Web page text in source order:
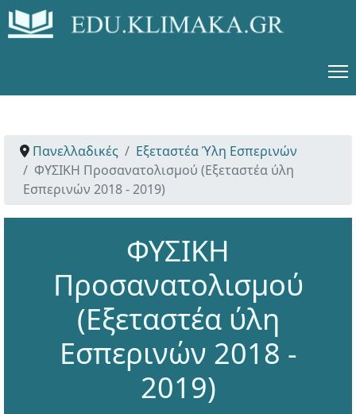
Πανελλαδικές
Εξεταστέα Ύλη Εσπερινών
ΦΥΣΙΚΗ Προσανατολισμού (Εξεταστέα ύλη
Εσπερινών 2018 - 2019)
ΦΥΣΙΚΗ
Προσανατολισμού
(Εξεταστέα ύλη
Εσπερινών 2018 -
2019)